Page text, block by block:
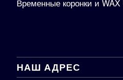
Временные коронки и WAX
НАШ АДРЕС